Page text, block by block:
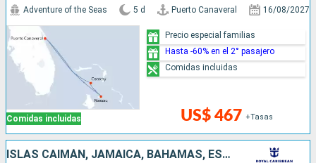
Comidas incluidas
Adventure of the Seas 5 d Puerto Canaveral 16/08/2027
US$ 467 +Tasas
Precio especial familias
Hasta -60% en el 2° pasajero
Comidas incluidas
ISLAS CAIMÁN, JAMAICA, BAHAMAS, ESTADOS UNIDOS